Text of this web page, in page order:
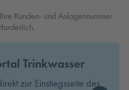
Kunden- und Anlagennummer
Trinkwasser
zur Einstiegsseite des